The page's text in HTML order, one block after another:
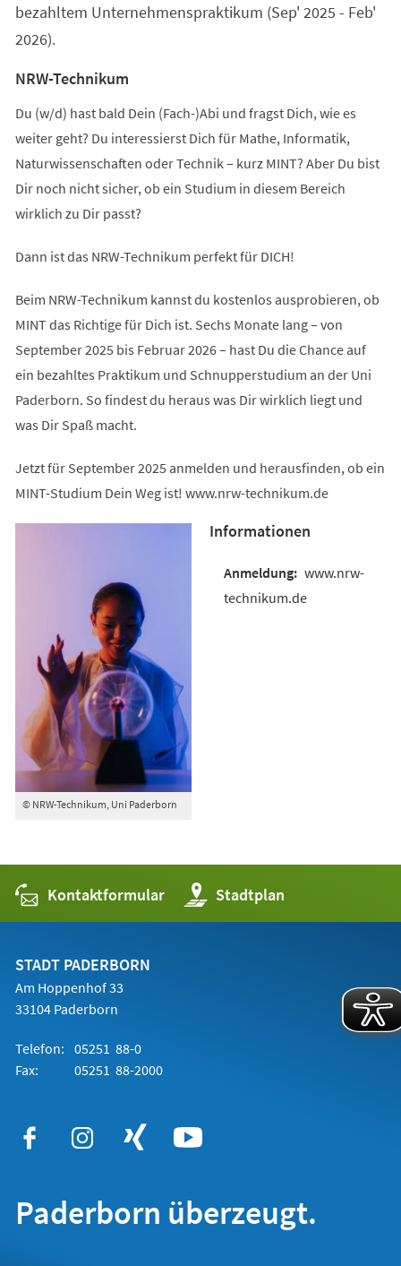
bezahltem Unternehmenspraktikum (Sep' 2025 - Feb'
2026).
NRW-Technikum
Du (w/d) hast bald Dein (Fach-)Abi und fragst Dich, wie es
weiter geht? Du interessierst Dich für Mathe, Informatik,
Naturwissenschaften oder Technik – kurz MINT? Aber Du bist
Dir noch nicht sicher, ob ein Studium in diesem Bereich
wirklich zu Dir passt?
Dann ist das NRW-Technikum perfekt für DICH!
Beim NRW-Technikum kannst du kostenlos ausprobieren, ob
MINT das Richtige für Dich ist. Sechs Monate lang – von
September 2025 bis Februar 2026 – hast Du die Chance auf
ein bezahltes Praktikum und Schnupperstudium an der Uni
Paderborn. So findest du heraus was Dir wirklich liegt und
was Dir Spaß macht.
Jetzt für September 2025 anmelden und herausfinden, ob ein
MINT-Studium Dein Weg ist! www.nrw-technikum.de
© NRW-Technikum, Uni Paderborn
Informationen
www.nrw-
technikum.de
Kontaktformular Stadtplan
(Öffnet
in
einem
STADT PADERBORN
Am Hoppenhof 33
33104 Paderborn
Telefon: 05251 88-0
Fax:
05251 88-2000
Paderborn überzeugt.